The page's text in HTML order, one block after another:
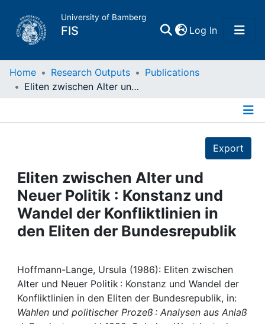
University of Bamberg
FIS Log In(current)
Home
Projects
People
Institutions
Awards
My FIS
Home Research Outputs
Publications
Eliten zwischen Alter und Neuer Politik : Konstanz und Wandel der Konfliktlinien in den Eliten der Bundesrepublik
Export
Eliten zwischen Alter und
Neuer Politik : Konstanz und
Wandel der Konfliktlinien in
den Eliten der Bundesrepublik
Hoffmann-Lange, Ursula (1986): Eliten zwischen
Alter und Neuer Politik : Konstanz und Wandel der
Konfliktlinien in den Eliten der Bundesrepublik, in:
Wahlen und politischer Prozeß : Analysen aus Anlaß